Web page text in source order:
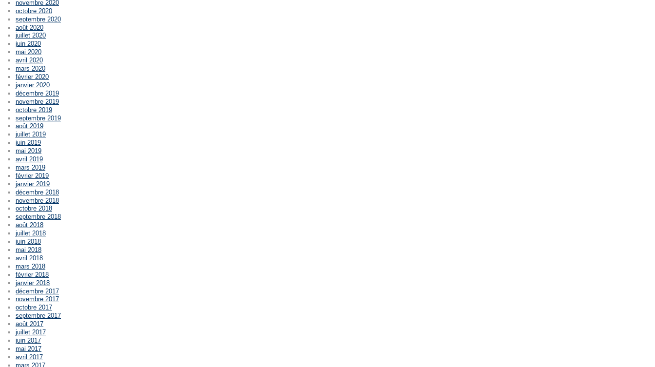
novembre 2020
octobre 2020
septembre 2020
août 2020
juillet 2020
juin 2020
mai 2020
avril 2020
mars 2020
février 2020
janvier 2020
décembre 2019
novembre 2019
octobre 2019
septembre 2019
août 2019
juillet 2019
juin 2019
mai 2019
avril 2019
mars 2019
février 2019
janvier 2019
décembre 2018
novembre 2018
octobre 2018
septembre 2018
août 2018
juillet 2018
juin 2018
mai 2018
avril 2018
mars 2018
février 2018
janvier 2018
décembre 2017
novembre 2017
octobre 2017
septembre 2017
août 2017
juillet 2017
juin 2017
mai 2017
avril 2017
mars 2017